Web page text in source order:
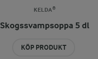
KELDA®
Skogssvampsoppa 5 dl
KÖP PRODUKT